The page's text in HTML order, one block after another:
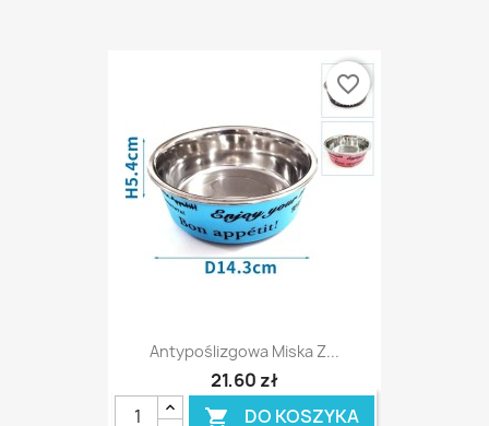
Antypoślizgowa Miska Z...
21,60 zł
 DO KOSZYKA
favorite_border